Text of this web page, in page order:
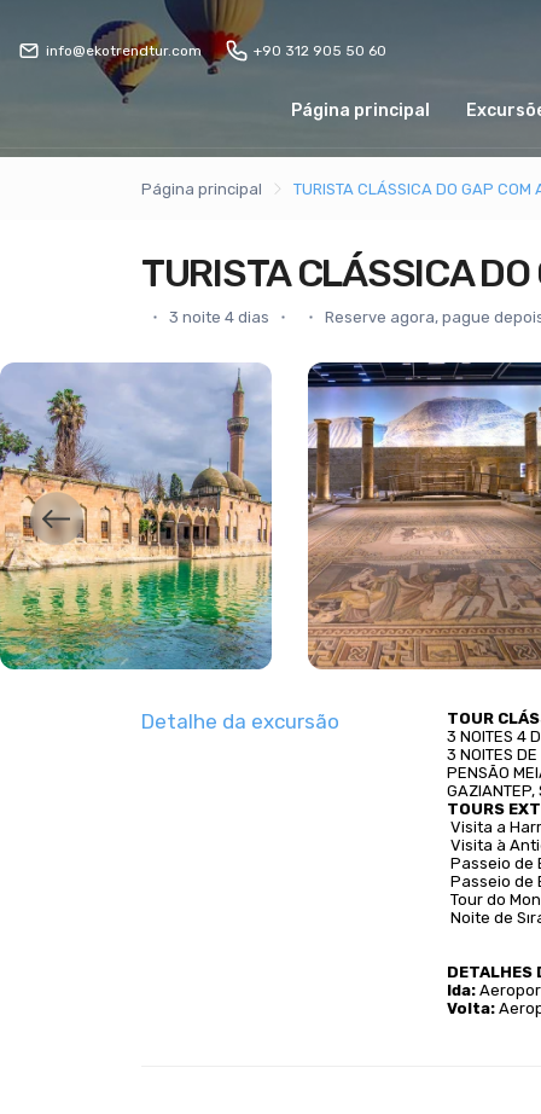
info@ekotrendtur.com +90 312 905 50 60
Página principal
Página principal TURISTA CLÁSSICA DO GAP COM
TURISTA CLÁSSICA
3 noite 4 dias Reserve agora, pague
Detalhe da excursão
TOUR
3 NOITES 4
3 NOITES
PENSÃO
GAZIANTEP,
TOURS
Visita a
Visita à
Passeio de
Passeio de
Tour do
Noite de
DETALHES
Ida:
Volta: